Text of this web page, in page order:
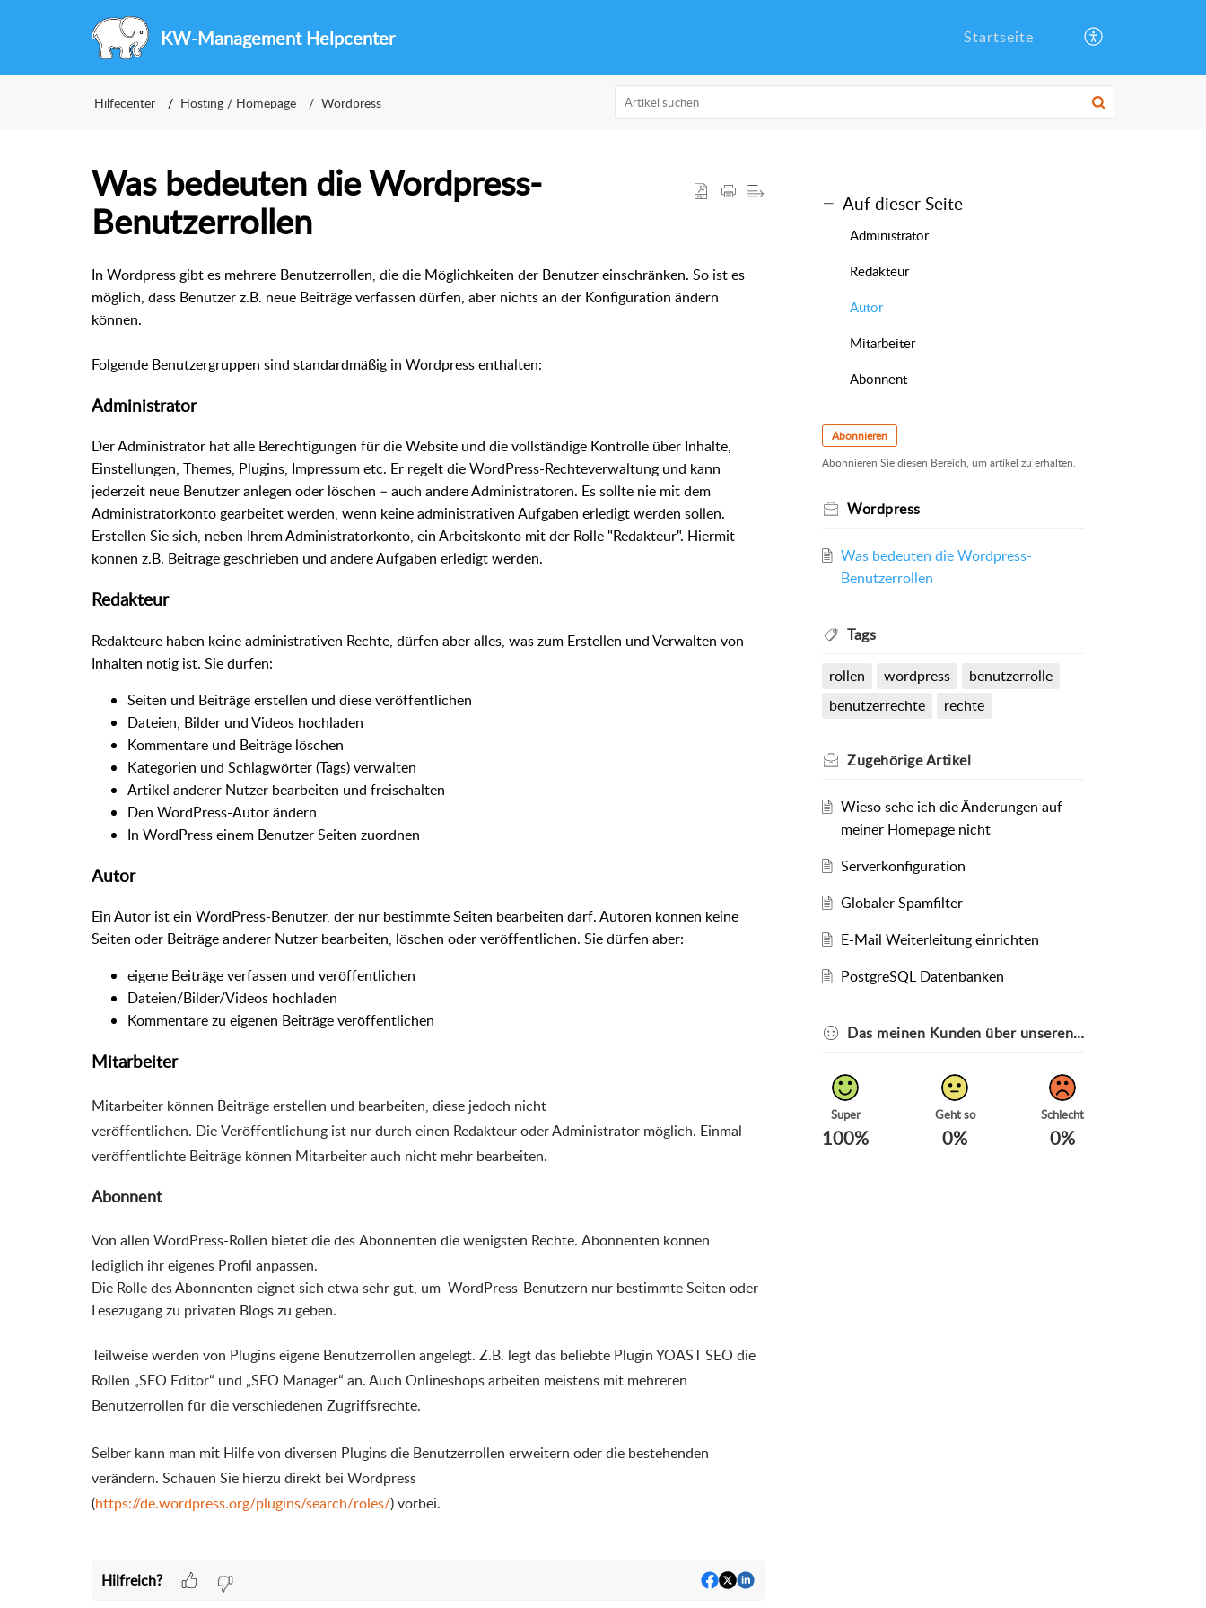
KW-Management Helpcenter Startseite
Hilfecenter Hosting / Homepage Wordpress
Was bedeuten die Wordpress-
Benutzerrollen
In Wordpress gibt es mehrere Benutzerrollen, die die Möglichkeiten der Benutzer einschränken. So ist es
möglich, dass Benutzer z.B. neue Beiträge verfassen dürfen, aber nichts an der Konfiguration ändern
können.
Folgende Benutzergruppen sind standardmäßig in Wordpress enthalten:
Administrator
Der Administrator hat alle Berechtigungen für die Website und die vollständige Kontrolle über Inhalte,
Einstellungen, Themes, Plugins, Impressum etc. Er regelt die WordPress-Rechteverwaltung und kann
jederzeit neue Benutzer anlegen oder löschen – auch andere Administratoren. Es sollte nie mit dem
Administratorkonto gearbeitet werden, wenn keine administrativen Aufgaben erledigt werden sollen.
Erstellen Sie sich, neben Ihrem Administratorkonto, ein Arbeitskonto mit der Rolle "Redakteur". Hiermit
können z.B. Beiträge geschrieben und andere Aufgaben erledigt werden.
Redakteur
Redakteure haben keine administrativen Rechte, dürfen aber alles, was zum Erstellen und Verwalten von
Inhalten nötig ist. Sie dürfen:
Seiten und Beiträge erstellen und diese veröffentlichen
Dateien, Bilder und Videos hochladen
Kommentare und Beiträge löschen
Kategorien und Schlagwörter (Tags) verwalten
Artikel anderer Nutzer bearbeiten und freischalten
Den WordPress-Autor ändern
In WordPress einem Benutzer Seiten zuordnen
Autor
Ein Autor ist ein WordPress-Benutzer, der nur bestimmte Seiten bearbeiten darf. Autoren können keine
Seiten oder Beiträge anderer Nutzer bearbeiten, löschen oder veröffentlichen. Sie dürfen aber:
eigene Beiträge verfassen und veröffentlichen
Dateien/Bilder/Videos hochladen
Kommentare zu eigenen Beiträge veröffentlichen
Mitarbeiter
Mitarbeiter können Beiträge erstellen und bearbeiten, diese jedoch nicht
veröffentlichen. Die Veröffentlichung ist nur durch einen Redakteur oder Administrator möglich. Einmal
veröffentlichte Beiträge können Mitarbeiter auch nicht mehr bearbeiten.
Abonnent
Von allen WordPress-Rollen bietet die des Abonnenten die wenigsten Rechte. Abonnenten können
lediglich ihr eigenes Profil anpassen.
Die Rolle des Abonnenten eignet sich etwa sehr gut, um WordPress-Benutzern nur bestimmte Seiten oder
Lesezugang zu privaten Blogs zu geben.
Teilweise werden von Plugins eigene Benutzerrollen angelegt. Z.B. legt das beliebte Plugin YOAST SEO die
Rollen „SEO Editor“ und „SEO Manager“ an. Auch Onlineshops arbeiten meistens mit mehreren
Benutzerrollen für die verschiedenen Zugriffsrechte.
Selber kann man mit Hilfe von diversen Plugins die Benutzerrollen erweitern oder die bestehenden
verändern. Schauen Sie hierzu direkt bei Wordpress
(https://de.wordpress.org/plugins/search/roles/)vorbei.
Hilfreich?
Auf dieser Seite
Administrator
Redakteur
Autor
Mitarbeiter
Abonnent
Abonnieren
Abonnieren Sie diesen Bereich, um artikel zu erhalten.
Wordpress
Was bedeuten die Wordpress-
Benutzerrollen
Tags
rollen wordpress
benutzerrolle
benutzerrechte
rechte
ZugehörigeArtikel
Wieso sehe ich die Änderungen auf
meiner Homepage nicht
Serverkonfiguration
Globaler Spamfilter
E-Mail Weiterleitung einrichten
PostgreSQL Datenbanken
Das meinen Kunden über unseren Kundendienst
Super
100%
Geht so
0%
Schlecht
0%